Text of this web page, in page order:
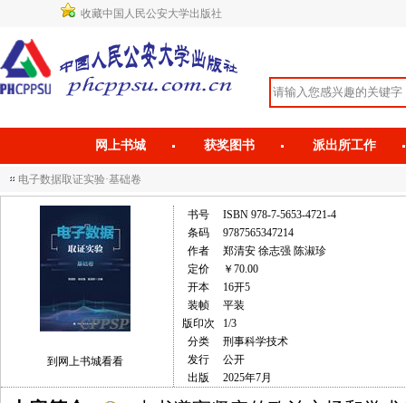
收藏中国人民公安大学出版社
网上书城 获奖图书 派出所工作
电子数据取证实验·基础卷
到网上书城看看
书号
ISBN 978-7-5653-4721-4
条码
9787565347214
作者
郑清安 徐志强 陈淑珍
定价
￥70.00
开本
16开5
装帧
平装
版印次
1/3
分类
刑事科学技术
发行
公开
出版
2025年7月